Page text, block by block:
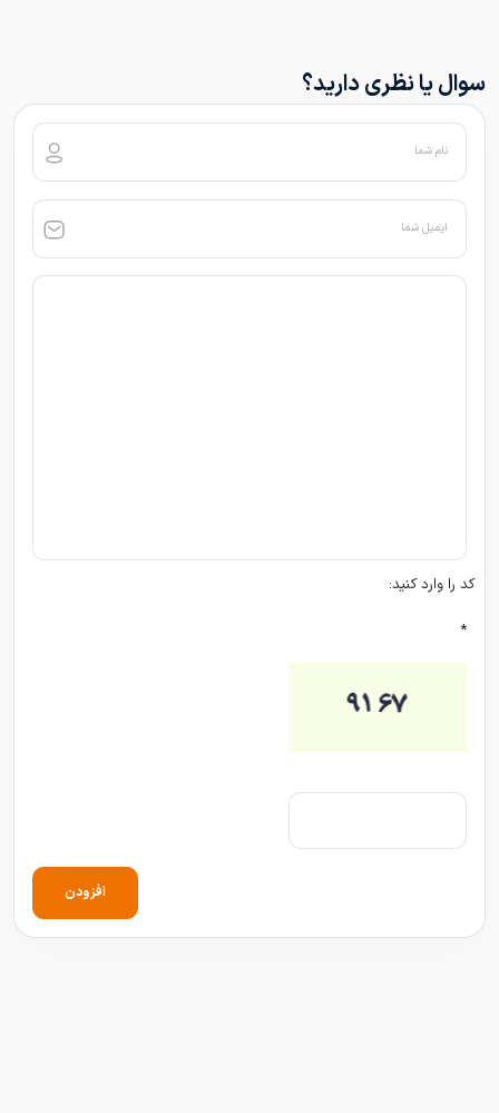
سوال یا نظری دارید؟
نام شما
ایمیل شما
کد را وارد کنید:
*
افزودن